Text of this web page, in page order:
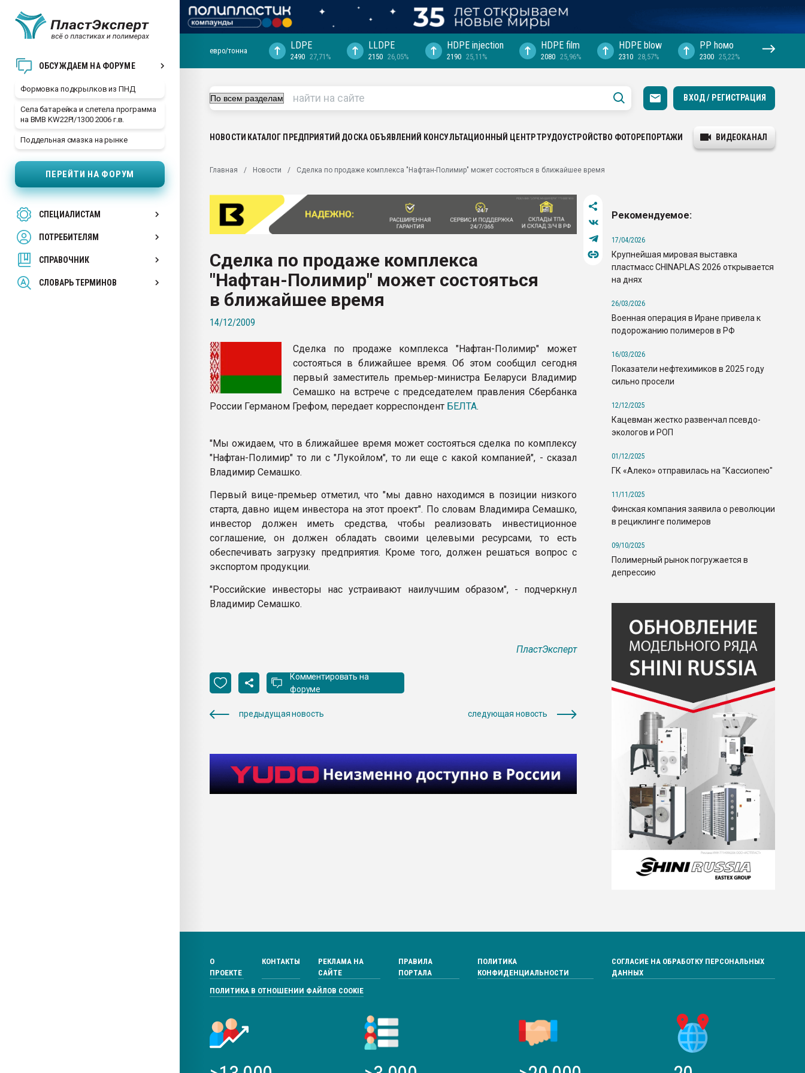
ОБСУЖДАЕМ НА ФОРУМЕ
Формовка подкрылков из ПНД
Села батарейка и слетела программа
на BMB KW22PI/1300 2006 г.в.
Поддельная смазка на рынке
ПЕРЕЙТИ НА ФОРУМ
СПЕЦИАЛИСТАМ
ПОТРЕБИТЕЛЯМ
СПРАВОЧНИК
СЛОВАРЬ ТЕРМИНОВ
29.07.2026 ФРП помог "Ижевскому
Вакуум-формовочные машины:
28.07.2026 Автоматизация выходит на
первый план в переработке
пластмасс
ситуацией на строительном рынке
Всё, что касается выдува ПЭТ
ПЕРЕЙТИ НА ФОРУМ
евро/тонна LDPE
2490 27,71%
LLDPE
2150 26,05%
HDPE injection
2190 25,11%
HDPE film
2080 25,96%
HDPE blow
2310 28,57%
PP hомо
2300 25,22%
ВХОД / РЕГИСТРАЦИЯ
НОВОСТИ КАТАЛОГ ПРЕДПРИЯТИЙ ДОСКА ОБЪЯВЛЕНИЙ КОНСУЛЬТАЦИОННЫЙ ЦЕНТРТРУДОУСТРОЙСТВО ФОТОРЕПОРТАЖИ ВИДЕОКАНАЛ
Главная Новости Сделка по продаже комплекса "Нафтан-Полимир" может состояться в ближайшее время
Сделка по продаже комплекса
"Нафтан-Полимир" может состояться
в ближайшее время
14/12/2009
Сделка по продаже комплекса "Нафтан-Полимир" может
состояться в ближайшее время. Об этом сообщил сегодня
первый заместитель премьер-министра Беларуси Владимир
Семашко на встрече с председателем правления Сбербанка
России Германом Грефом, передает корреспондент БЕЛТА.
"Мы ожидаем, что в ближайшее время может состояться сделка по комплексу
"Нафтан-Полимир" то ли с "Лукойлом", то ли еще с какой компанией", - сказал
Владимир Семашко.
Первый вице-премьер отметил, что "мы давно находимся в позиции низкого
старта, давно ищем инвестора на этот проект". По словам Владимира Семашко,
инвестор должен иметь средства, чтобы реализовать инвестиционное
соглашение, он должен обладать своими целевыми ресурсами, то есть
обеспечивать загрузку предприятия. Кроме того, должен решаться вопрос с
экспортом продукции.
"Российские инвесторы нас устраивают наилучшим образом", - подчеркнул
Владимир Семашко.
ПластЭксперт
Комментировать на
форуме
предыдущая новость следующая новость
Рекомендуемое:
17/04/2026
Крупнейшая мировая выставка
пластмасс CHINAPLAS 2026 открывается
на днях
26/03/2026
Военная операция в Иране привела к
подорожанию полимеров в РФ
16/03/2026
Показатели нефтехимиков в 2025 году
сильно просели
12/12/2025
Кацевман жестко развенчал псевдо-
экологов и РОП
01/12/2025
ГК «Алеко» отправилась на "Кассиопею"
11/11/2025
Финская компания заявила о революции
в рециклинге полимеров
09/10/2025
Полимерный рынок погружается в
депрессию
О
ПРОЕКТЕ
КОНТАКТЫ
РЕКЛАМА НА
САЙТЕ
ПРАВИЛА
ПОРТАЛА
ПОЛИТИКА
КОНФИДЕНЦИАЛЬНОСТИ
СОГЛАСИЕ НА ОБРАБОТКУ ПЕРСОНАЛЬНЫХ
ДАННЫХ
ПОЛИТИКА В ОТНОШЕНИИ ФАЙЛОВ COOKIE